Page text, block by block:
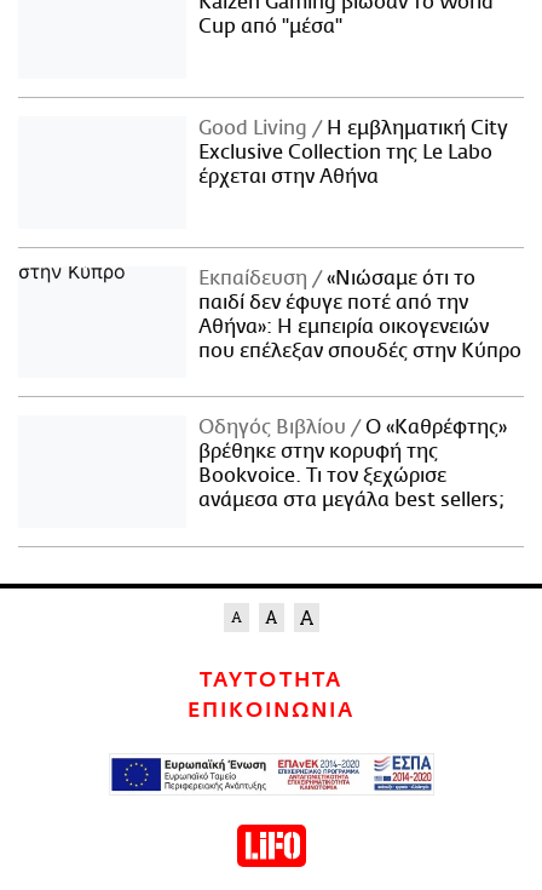
Cup από "μέσα"
Good Living
Η εμβληματική City
Exclusive Collection της Le Labo
έρχεται στην Αθήνα
Εκπαίδευση
«Νιώσαμε ότι το
παιδί δεν έφυγε ποτέ από την
Αθήνα»: Η εμπειρία οικογενειών
που επέλεξαν σπουδές στην Κύπρο
Οδηγός Βιβλίου
Ο «Καθρέφτης»
βρέθηκε στην κορυφή της
Bookvoice. Τι τον ξεχώρισε
ανάμεσα στα μεγάλα best sellers;
ΤΑΥΤΟΤΗΤΑ
ΕΠΙΚΟΙΝΩΝΙΑ